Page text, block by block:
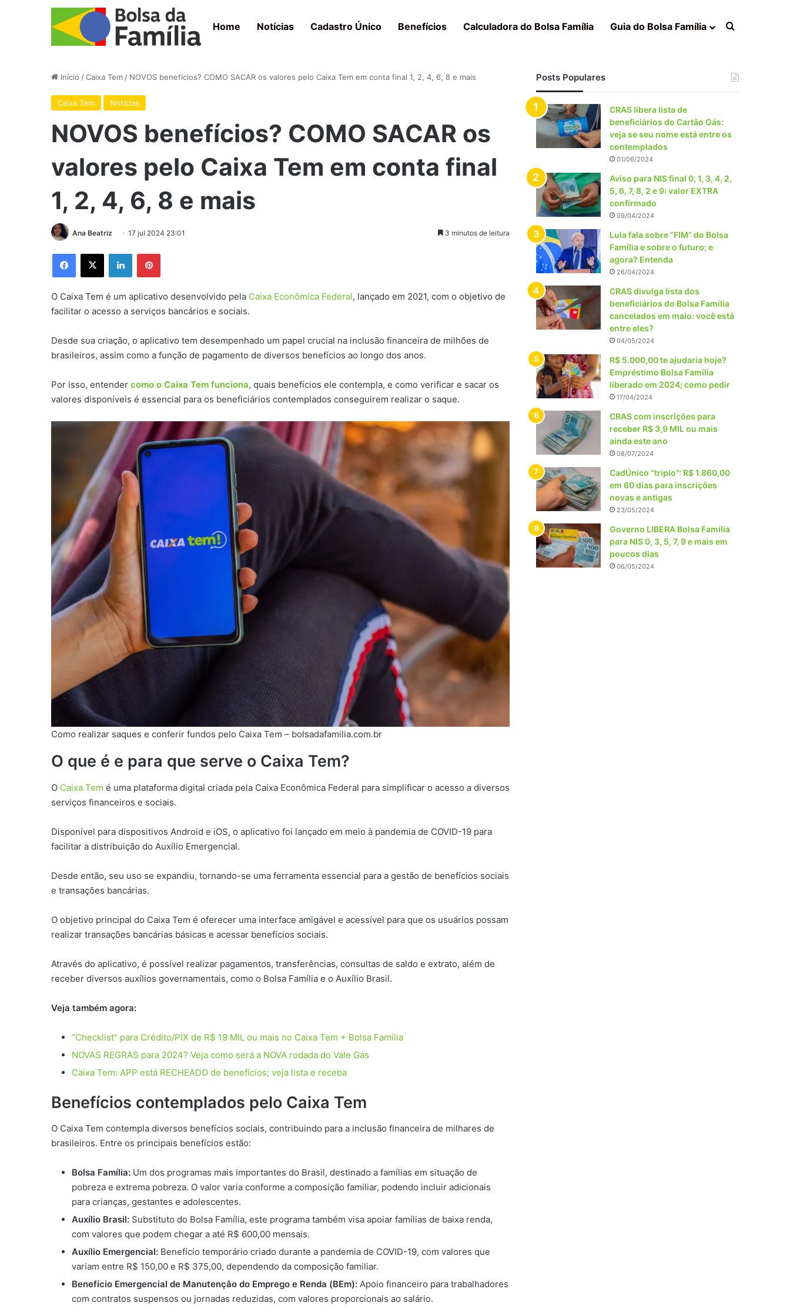
Home Notícias Cadastro Único Benefícios Calculadora do Bolsa Família Guia do Bolsa Família Procurar por
Início /Caixa Tem / NOVOS benefícios? COMO SACAR os valores pelo Caixa Tem em conta final 1, 2, 4, 6, 8 e mais
Caixa Tem Notícias
NOVOS benefícios? COMO SACAR os
valores pelo Caixa Tem em conta final
1, 2, 4, 6, 8 e mais
Ana Beatriz 17 jul 2024 23:01 3 minutos de leitura
Facebook
X LinkedinPinterest
O Caixa Tem é um aplicativo desenvolvido pela Caixa Econômica Federal, lançado em 2021, com o objetivo de
facilitar o acesso a serviços bancários e sociais.
Desde sua criação, o aplicativo tem desempenhado um papel crucial na inclusão financeira de milhões de
brasileiros, assim como a função de pagamento de diversos benefícios ao longo dos anos.
Por isso, entender como o Caixa Tem funciona, quais benefícios ele contempla, e como verificar e sacar os
valores disponíveis é essencial para os beneficiários contemplados conseguirem realizar o saque.
Como realizar saques e conferir fundos pelo Caixa Tem – bolsadafamilia.com.br
O que é e para que serve o Caixa Tem?
O Caixa Tem é uma plataforma digital criada pela Caixa Econômica Federal para simplificar o acesso a diversos
serviços financeiros e sociais.
Disponível para dispositivos Android e iOS, o aplicativo foi lançado em meio à pandemia de COVID-19 para
facilitar a distribuição do Auxílio Emergencial.
Desde então, seu uso se expandiu, tornando-se uma ferramenta essencial para a gestão de benefícios sociais
e transações bancárias.
O objetivo principal do Caixa Tem é oferecer uma interface amigável e acessível para que os usuários possam
realizar transações bancárias básicas e acessar benefícios sociais.
Através do aplicativo, é possível realizar pagamentos, transferências, consultas de saldo e extrato, além de
receber diversos auxílios governamentais, como o Bolsa Família e o Auxílio Brasil.
Veja também agora:
“Checklist” para Crédito/PIX de R$ 19 MIL ou mais no Caixa Tem + Bolsa Família
NOVAS REGRAS para 2024? Veja como será a NOVA rodada do Vale Gás
Caixa Tem: APP está RECHEADO de benefícios; veja lista e receba
Benefícios contemplados pelo Caixa Tem
O Caixa Tem contempla diversos benefícios sociais, contribuindo para a inclusão financeira de milhares de
brasileiros. Entre os principais benefícios estão:
Bolsa Família: Um dos programas mais importantes do Brasil, destinado a famílias em situação de
pobreza e extrema pobreza. O valor varia conforme a composição familiar, podendo incluir adicionais
para crianças, gestantes e adolescentes.
Auxílio Brasil: Substituto do Bolsa Família, este programa também visa apoiar famílias de baixa renda,
com valores que podem chegar a até R$ 600,00 mensais.
Auxílio Emergencial: Benefício temporário criado durante a pandemia de COVID-19, com valores que
variam entre R$ 150,00 e R$ 375,00, dependendo da composição familiar.
Benefício Emergencial de Manutenção do Emprego e Renda (BEm): Apoio financeiro para trabalhadores
com contratos suspensos ou jornadas reduzidas, com valores proporcionais ao salário.
Posts Populares
CRAS libera lista de
beneficiários do Cartão Gás:
veja se seu nome está entre os
contemplados
01/06/2024
Aviso para NIS final 0, 1, 3, 4, 2,
5, 6, 7, 8, 2 e 9: valor EXTRA
confirmado
09/04/2024
Lula fala sobre “FIM” do Bolsa
Família e sobre o futuro; e
agora? Entenda
26/04/2024
CRAS divulga lista dos
beneficiários do Bolsa Família
cancelados em maio: você está
entre eles?
04/05/2024
R$ 5.000,00 te ajudaria hoje?
Empréstimo Bolsa Família
liberado em 2024; como pedir
17/04/2024
CRAS com inscrições para
receber R$ 3,9 MIL ou mais
ainda este ano
08/07/2024
CadÚnico “triplo”: R$ 1.860,00
em 60 dias para inscrições
novas e antigas
23/05/2024
Governo LIBERA Bolsa Família
para NIS 0, 3, 5, 7, 9 e mais em
poucos dias
06/05/2024